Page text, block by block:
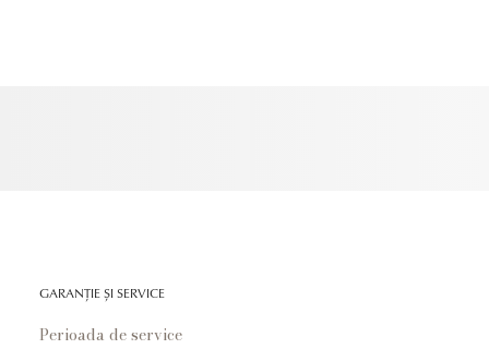
GARANȚIE ȘI SERVICE
Perioada de service